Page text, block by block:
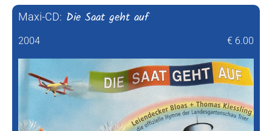
Maxi-CD: Die Saat geht auf
2004 € 6.00